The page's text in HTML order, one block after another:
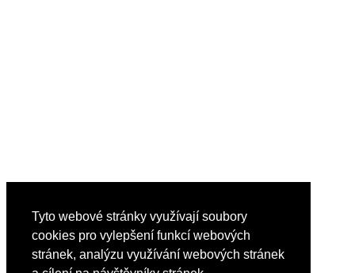
Tyto webové stránky využívají soubory
cookies pro vylepšení funkcí webových
stránek, analýzu využívání webových stránek